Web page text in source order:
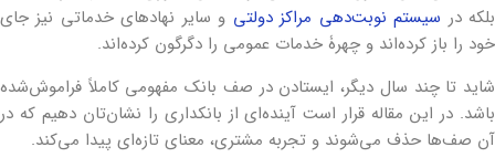
بلکه در سیستم نوبت‌دهی مراکز دولتی و سایر نهادهای خدماتی نیز جای
خود را باز کرده‌اند و چهرۀ خدمات عمومی را دگرگون کرده‌اند.
شاید تا چند سال دیگر، ایستادن در صف بانک مفهومی کاملاً فراموش‌شده
باشد. در این مقاله قرار است آینده‌ای از بانکداری را نشان‌تان دهیم که در
آن صف‌ها حذف می‌شوند و تجربه مشتری، معنای تازه‌ای پیدا می‌کند.